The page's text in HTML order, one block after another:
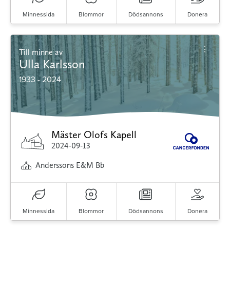
Minnessida Blommor Dödsannons Donera
Till minne av
Ulla Karlsson
1933 - 2024
Mäster Olofs Kapell
2024-09-13
Anderssons E&M Bb
Minnessida Blommor Dödsannons Donera